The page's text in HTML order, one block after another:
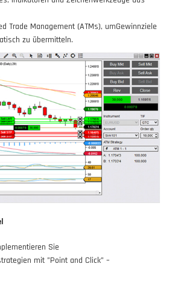
Trade Management (ATMs), umGewinnziele
zu übermitteln.
Sie
mit "Point and Click" –